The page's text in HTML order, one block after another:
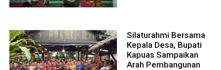
Silaturahmi Bersama
Kepala Desa, Bupati
Kapuas Sampaikan
Arah Pembangunan